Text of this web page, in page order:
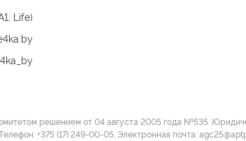
Life)
решением от 04 августа 2005 года №535.
+375 (17) 249-00-05. Электронная почта: